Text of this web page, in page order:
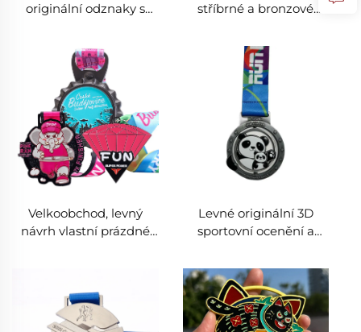
originální odznaky s
medaile jako suvenýry
pro sport s šňůrou
stříbrné a bronzové
slitina zinku, kovové
ocenění pro bojová
umění, medaile kung-fu
Velkoobchod, levný
návrh vlastní prázdné
závody se stuhou
Levné originální 3D
sportovní ocenění a
kreslené anime kovové
rotující medaile se
stuhou